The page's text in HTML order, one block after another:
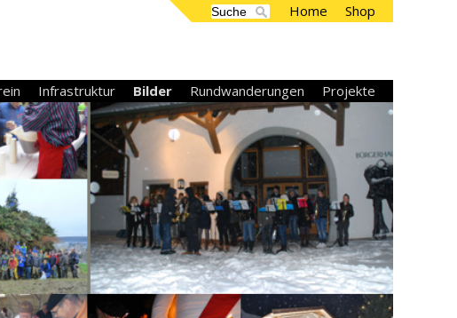
Home Shop
Infrastruktur Bilder Rundwanderungen Projekte